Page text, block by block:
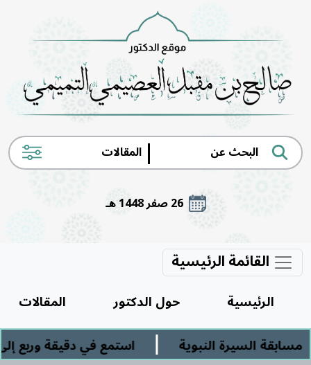
|
26 صفر 1448 هـ
القائمة الرئيسية
الرئيسية حول الدكتور
المقالات
السيرة النبوية
| استمع في دقيقة وربع